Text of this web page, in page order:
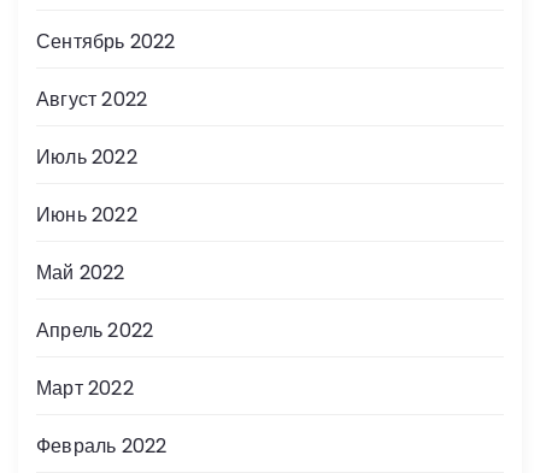
Сентябрь 2022
Август 2022
Июль 2022
Июнь 2022
Май 2022
Апрель 2022
Март 2022
Февраль 2022